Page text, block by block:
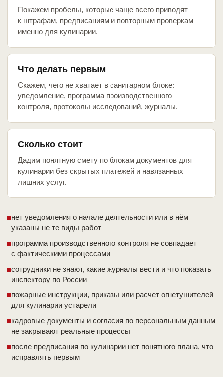
Покажем пробелы, которые чаще всего приводят
к штрафам, предписаниям и повторным проверкам
именно для кулинарии.
Что делать первым
Скажем, чего не хватает в санитарном блоке:
уведомление, программа производственного
контроля, протоколы исследований, журналы.
Сколько стоит
Дадим понятную смету по блокам документов для
кулинарии без скрытых платежей и навязанных
лишних услуг.
нет уведомления о начале деятельности или в нём
указаны не те виды работ
программа производственного контроля не совпадает
с фактическими процессами
сотрудники не знают, какие журналы вести и что показать
инспектору по России
пожарные инструкции, приказы или расчет огнетушителей
для кулинарии устарели
кадровые документы и согласия по персональным данным
не закрывают реальные процессы
после предписания по кулинарии нет понятного плана, что
исправлять первым